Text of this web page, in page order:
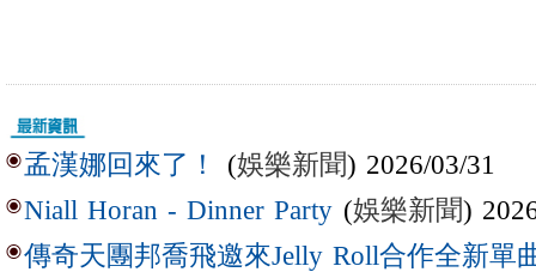
孟漢娜回來了！ (娛樂新聞) 2026/03/31
Niall Horan - Dinner Party (娛樂新聞)
傳奇天團邦喬飛邀來Jelly Roll合作全新單